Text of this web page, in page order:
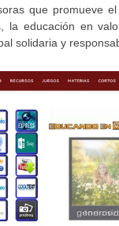
que promueve
la educación en
solidaria y